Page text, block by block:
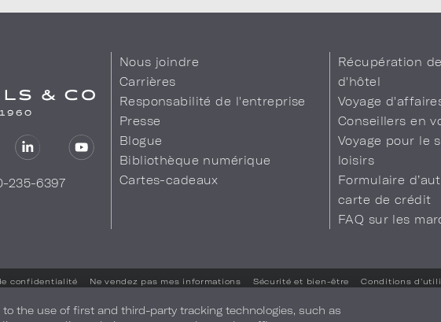
235-6397
Nous joindre
Carrières
Responsabilité de l'entreprise
Presse
Blogue
Bibliothèque numérique
Cartes-cadeaux
Récupération
d'hôtel
Voyage
Conseillers en
Voyage pour le
loisirs
Formulaire
carte de crédit
FAQ sur les
confidentialité Ne vendez pas mes informations Sécurité et bien-être Conditions
Vos préférences en matière de confidentialité
to the use of first and third-party tracking technologies, such as